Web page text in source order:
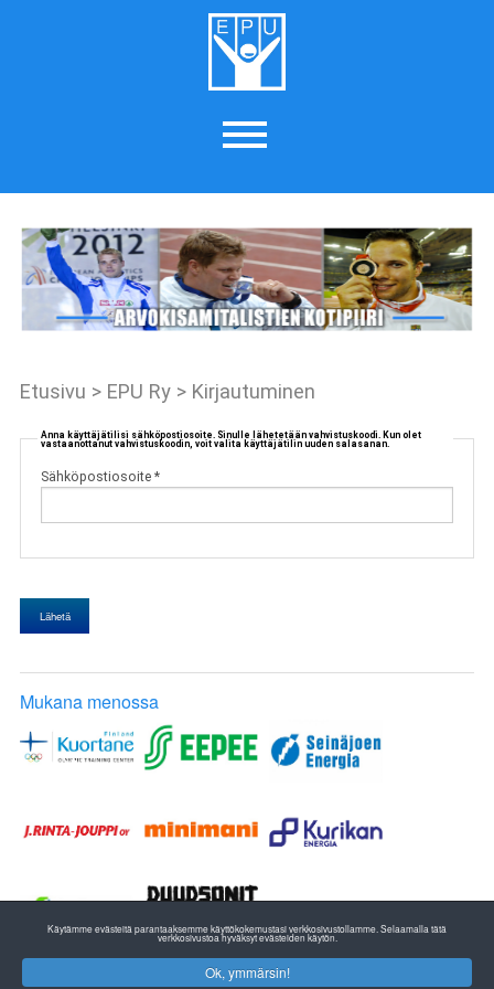
Etusivu > EPU Ry > Kirjautuminen
Anna käyttäjätilisi sähköpostiosoite. Sinulle lähetetään vahvistuskoodi. Kun olet
vastaanottanut vahvistuskoodin, voit valita käyttäjätilin uuden salasanan.
Sähköpostiosoite*
Lähetä
Mukana menossa
Käytämme evästeitä parantaaksemme käyttökokemustasi verkkosivustollamme. Selaamalla tätä
verkkosivustoa hyväksyt evästeiden käytön.
Ok, ymmärsin!